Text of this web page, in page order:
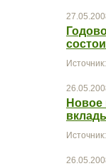
Источник:
Источник: